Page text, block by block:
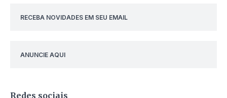
RECEBA NOVIDADES EM SEU EMAIL
ANUNCIE AQUI
Redes sociais